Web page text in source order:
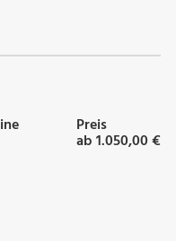
Preis
ab 1.050,00 €